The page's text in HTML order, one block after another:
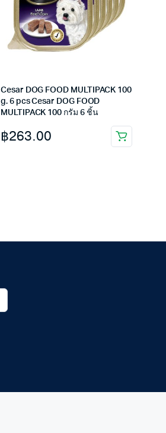
Cesar DOG FOOD MULTIPACK 100
g. 6 pcs Cesar DOG FOOD
MULTIPACK 100 กรัม 6 ชิ้น
฿263.00